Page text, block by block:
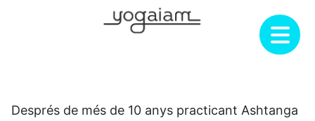
Després de més de 10 anys practicant Ashtanga